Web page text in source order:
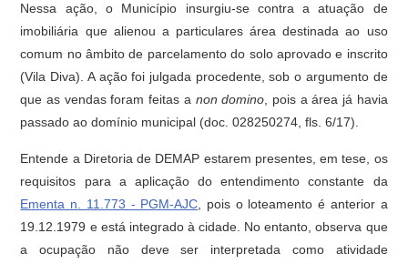
Nessa ação, o Município insurgiu-se contra a atuação de
imobiliária que alienou a particulares área destinada ao uso
comum no âmbito de parcelamento do solo aprovado e inscrito
(Vila Diva). A ação foi julgada procedente, sob o argumento de
que as vendas foram feitas a non domino , pois a área já havia
passado ao domínio municipal (doc. 028250274, fls. 6/17).
Entende a Diretoria de DEMAP estarem presentes, em tese, os
requisitos para a aplicação do entendimento constante da
Ementa n. 11.773 - PGM-AJC , pois o loteamento é anterior a
19.12.1979 e está integrado à cidade. No entanto, observa que
a ocupação não deve ser interpretada como atividade